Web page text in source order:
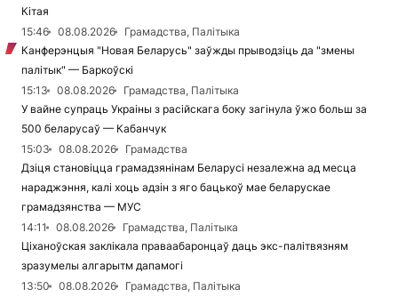
Кітая
15:46
08.08.2026
Грамадства, Палітыка
Канферэнцыя "Новая Беларусь" заўжды прыводзіць да "змены
палітык" — Баркоўскі
15:13
08.08.2026
Грамадства, Палітыка
У вайне супраць Украіны з расійскага боку загінула ўжо больш за
500 беларусаў — Кабанчук
15:03
08.08.2026
Грамадства
Дзіця становіцца грамадзянінам Беларусі незалежна ад месца
нараджэння, калі хоць адзін з яго бацькоў мае беларускае
грамадзянства — МУС
14:11
08.08.2026
Грамадства, Палітыка
Ціханоўская заклікала праваабаронцаў даць экс-палітвязням
зразумелы алгарытм дапамогі
13:50
08.08.2026
Грамадства, Палітыка